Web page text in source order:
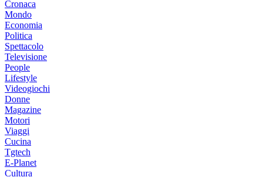
Cronaca
Mondo
Economia
Politica
Spettacolo
Televisione
People
Lifestyle
Videogiochi
Donne
Magazine
Motori
Viaggi
Cucina
Tgtech
E-Planet
Cultura